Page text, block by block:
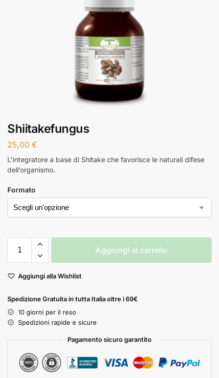
Shiitakefungus
25,00 €
L’integratore a base di Shitake che favorisce le naturali difese
dell’organismo.
Formato
Aggiungi al carrello
Aggiungi alla Wishlist
Spedizione Gratuita in tutta Italia oltre i 69€
10 giorni per il reso
Spedizioni rapide e sicure
Pagamento sicuro garantito